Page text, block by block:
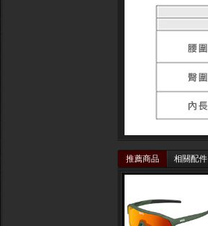
推薦商品 相關配件